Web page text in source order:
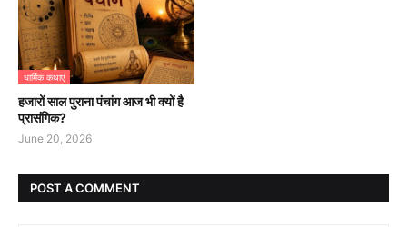
धार्मिक कथाएं
हजारों साल पुराना पंचांग आज भी क्यों है
प्रासंगिक?
June 20, 2026
POST A COMMENT